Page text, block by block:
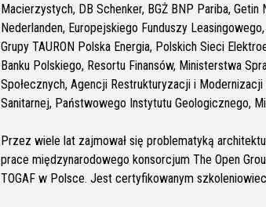
Macierzystych, DB Schenker, BGŻ BNP Pariba, Getin
Nederlanden, Europejskiego Funduszy
Grupy TAURON Polska Energia, Polskich Sieci
Banku Polskiego, Resortu Finansów, Ministerstwa
Społecznych, Agencji Restrukturyzacji i
Sanitarnej, Państwowego Instytutu Geologicznego,
Przez wiele lat zajmował się problematyką
prace międzynarodowego konsorcjum The Open
TOGAF w Polsce. Jest certyfikowanym